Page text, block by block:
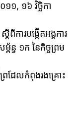
១, ១៦ វិច្ឆិកា
ការបង្កើតអង្គការ
ន្ធ ១ក នៃកិច្ចព្រម
ៃដែលកំពុងរងគ្រោះ